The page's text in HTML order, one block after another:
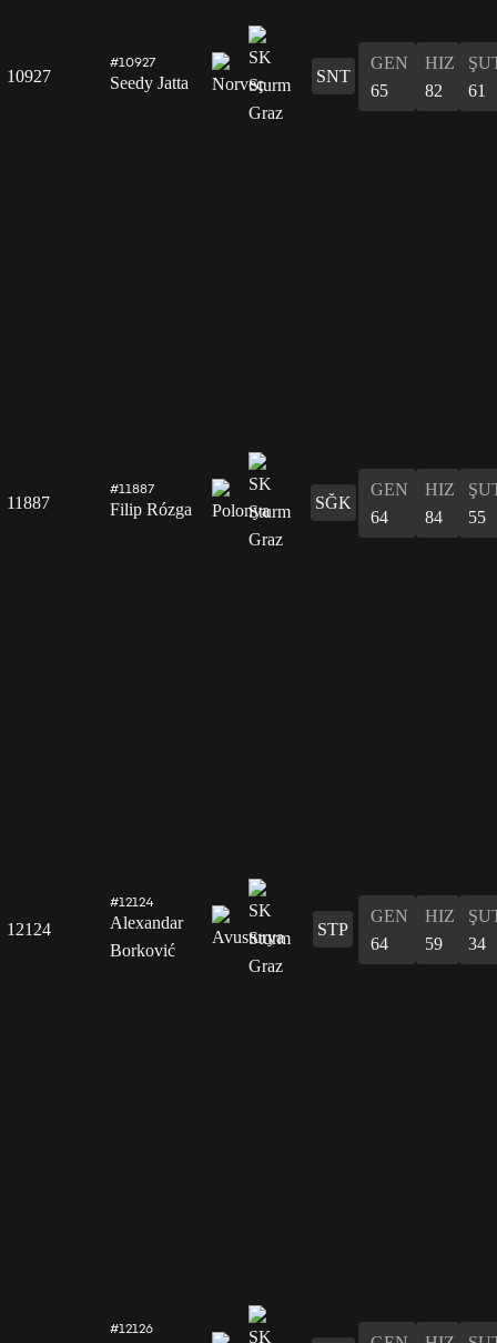
10927
#10927
Seedy Jatta SNT
GEN
65
HIZ
82
61
11887
#11887
Filip Rózga SĞK
GEN
64
HIZ
84
55
12124
#12124
Alexandar
Borković
STP
GEN
64
HIZ
59
34
#12126